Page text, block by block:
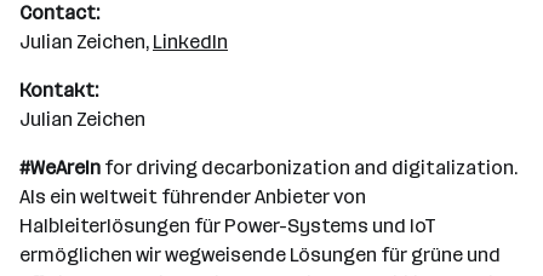
Contact:
Julian Zeichen, LinkedIn
Kontakt:
Julian Zeichen
#WeAreIn for driving decarbonization and digitalization.
Als ein weltweit führender Anbieter von
Halbleiterlösungen für Power-Systems und IoT
ermöglichen wir wegweisende Lösungen für grüne und